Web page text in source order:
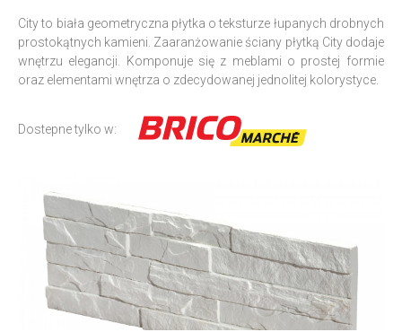
City to biała geometryczna płytka o teksturze łupanych drobnych
prostokątnych kamieni. Zaaranżowanie ściany płytką City dodaje
wnętrzu elegancji. Komponuje się z meblami o prostej formie
oraz elementami wnętrza o zdecydowanej jednolitej kolorystyce.
Dostepne tylko w: